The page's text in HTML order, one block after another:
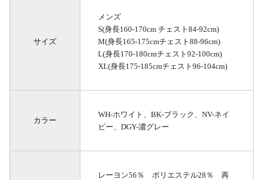
サイズ
メンズ
S(身長160-170cm チェスト84-92cm)
M(身長165-175cmチェスト88-96cm)
L(身長170-180cmチェスト92-100cm)
XL(身長175-185cmチェスト96-104cm)
カラー
WH-ホワイト、BK-ブラック、NV-ネイ
ビー、DGY-濃グレー
レーヨン56％ ポリエステル28％ 再